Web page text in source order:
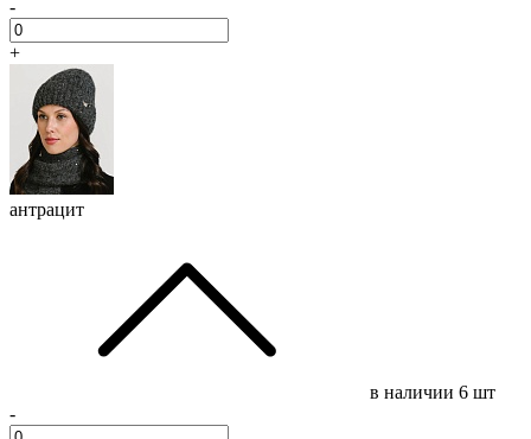
-
+
антрацит
в наличии 6 шт
-